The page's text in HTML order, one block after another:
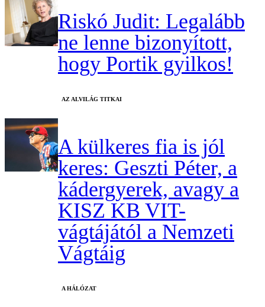
Riskó Judit: Legalább
ne lenne bizonyított,
hogy Portik gyilkos!
AZ ALVILÁG TITKAI
A külkeres fia is jól
keres: Geszti Péter, a
kádergyerek, avagy a
KISZ KB VIT-
vágtájától a Nemzeti
Vágtáig
A HÁLÓZAT